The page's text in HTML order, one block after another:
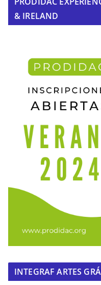
& IRELAND
INTEGRAF ARTES